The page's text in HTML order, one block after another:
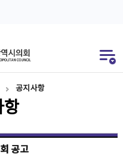
공지사항
항
공고